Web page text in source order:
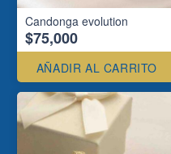
Candonga evolution
$75,000
AÑADIR AL CARRITO